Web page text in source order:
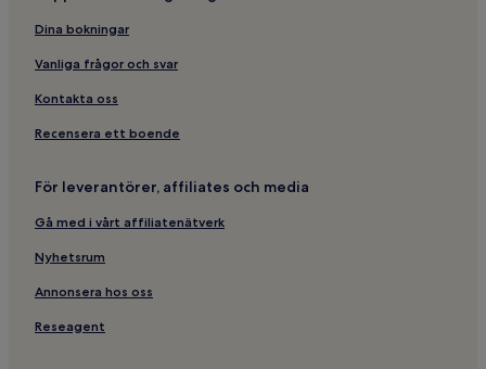
Strandhotell i Menton
Familjehotell i Menton
Hotell i Menton
Familjehotell i Roquebrune-Cap-Martin
Lägenhetshotell i Mandelieu-La-Napoule
3-Stjärniga hotell i Mandelieu-La-Napoule
4-Stjärniga hotell i Mandelieu-La-Napoule
Hotell i Mandelieu-La-Napoule
Hotell med pool i Saint-Jean-Cap-Ferrat
Dina bokningar
Vanliga frågor och svar
Kontakta oss
Recensera ett boende
För leverantörer, affiliates och media
Gå med i vårt affiliatenätverk
Nyhetsrum
Annonsera hos oss
Reseagent